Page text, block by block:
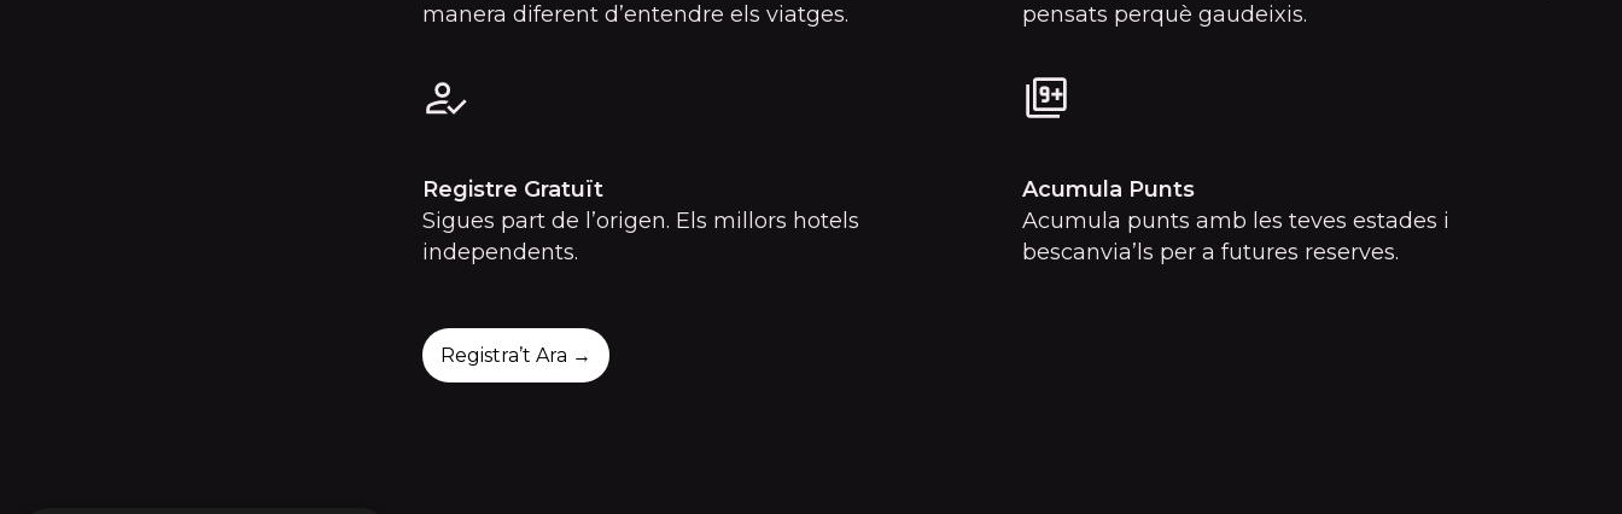
manera diferent d’entendre els viatges.
Registre Gratuït
Sigues part de l’origen. Els millors hotels
independents.
pensats perquè gaudeixis.
Acumula Punts
Acumula punts amb les teves estades i
bescanvia’ls per a futures reserves.
Registra’t Ara →